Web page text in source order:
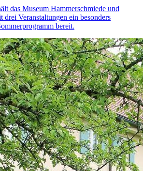
das Museum Hammerschmiede und
drei Veranstaltungen ein besonders
bereit.